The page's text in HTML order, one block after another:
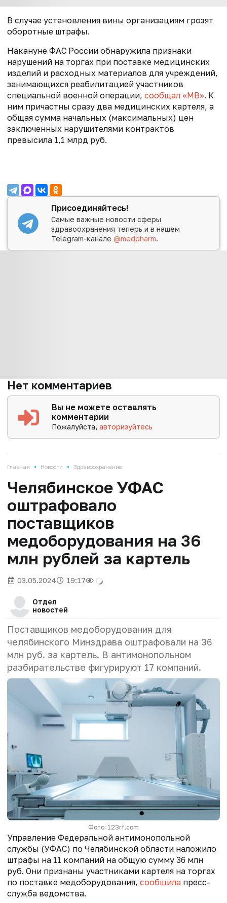
В случае установления вины организациям грозят
оборотные штрафы.
Накануне ФАС России обнаружила признаки
нарушений на торгах при поставке медицинских
изделий и расходных материалов для учреждений,
занимающихся реабилитацией участников
специальной военной операции, сообщал «МВ». К
ним причастны сразу два медицинских картеля, а
общая сумма начальных (максимальных) цен
заключенных нарушителями контрактов
превысила 1,1 млрд руб.
Присоединяйтесь!
Самые важные новости сферы
здравоохранения теперь и в нашем
Telegram-канале@medpharm.
Нет комментариев
Вы не можете оставлять
комментарии
Пожалуйста,авторизуйтесь
Главная • Новости • Здравоохранение
Челябинское УФАС
оштрафовало
поставщиков
медоборудования на 36
млн рублей за картель
03.05.2024 19:17
Отдел
новостей
Поставщиков медоборудования для
челябинского Минздрава оштрафовали на 36
млн руб. за картель. В антимонопольном
разбирательстве фигурируют 17 компаний.
Фото: 123rf.com
Управление Федеральной антимонопольной
службы (УФАС) по Челябинской области наложило
штрафы на 11 компаний на общую сумму 36 млн
руб. Они признаны участниками картеля на торгах
по поставке медоборудования, сообщила пресс-
служба ведомства.